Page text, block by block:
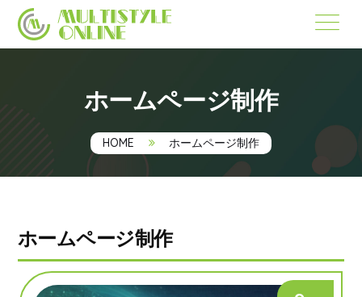
ホームページ制作
HOME ホームページ制作
ホームページ制作